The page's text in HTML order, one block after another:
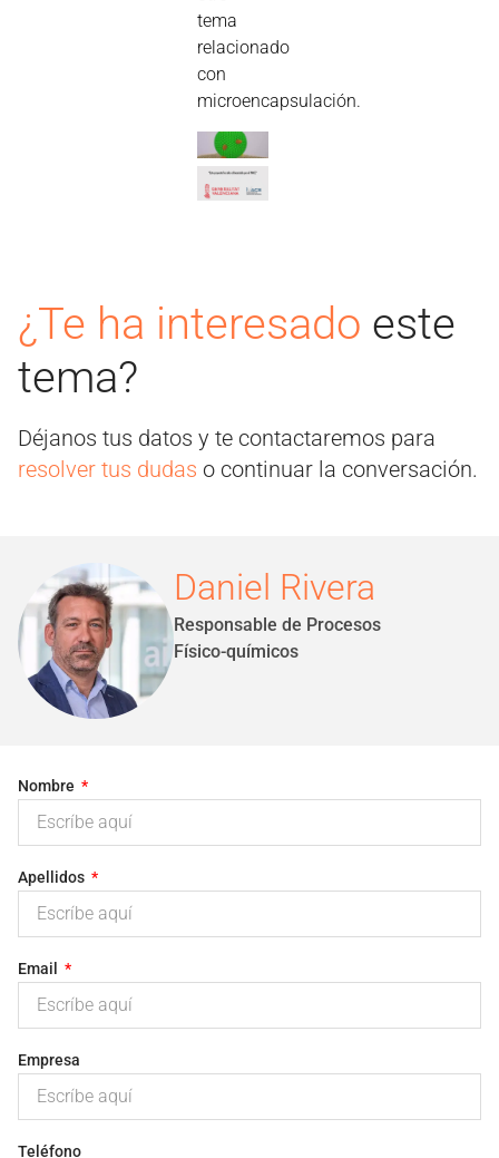
tema
relacionado
con
microencapsulación.
¿Te ha interesado este
tema?
Déjanos tus datos y te contactaremos para
resolver tus dudas o continuar la conversación.
Daniel Rivera
Responsable de Procesos
Físico-químicos
Nombre
Apellidos
Email
Empresa
Teléfono